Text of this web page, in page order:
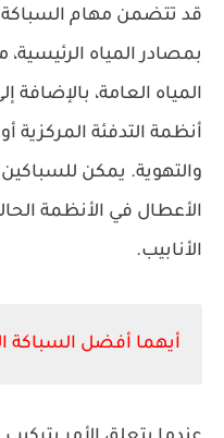
قد تتضمن مهام السباكة
بمصادر المياه
المياه العامة، بالإضافة
أنظمة التدفئة المركزية
والتهوية. يمكن
الأعطال في الأنظمة
الأنابيب.
أيهما أفضل السباكة